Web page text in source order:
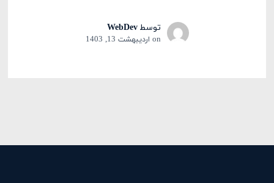
توسطWebDev
on اردیبهشت 13, 1403